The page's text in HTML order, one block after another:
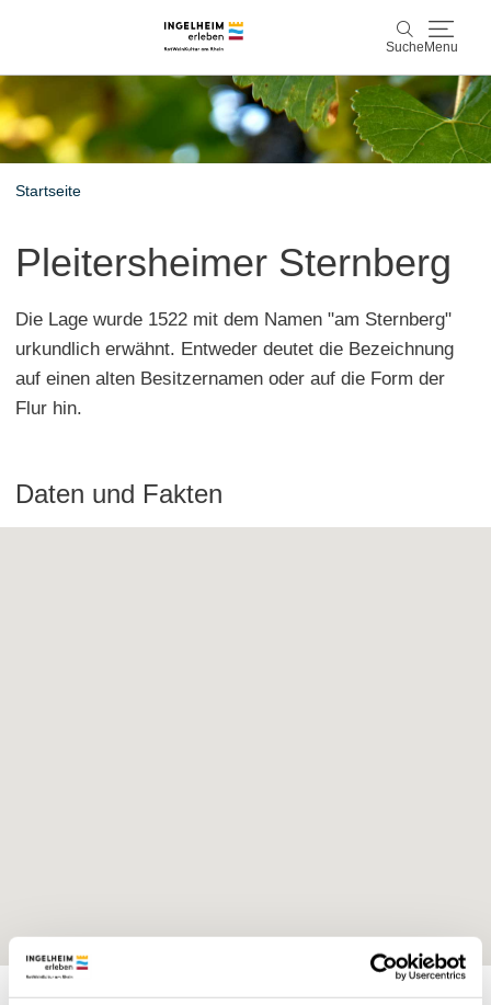
Suche Menu
Suche
Entdecken & Erleben
Info & Service
Startseite
Pleitersheimer Sternberg
Die Lage wurde 1522 mit dem Namen "am Sternberg"
urkundlich erwähnt. Entweder deutet die Bezeichnung
auf einen alten Besitzernamen oder auf die Form der
Flur hin.
Daten und Fakten